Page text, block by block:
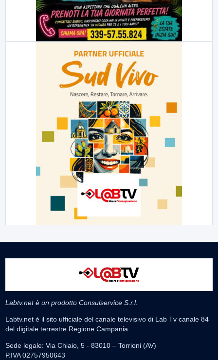
Labtv.net è un prodotto Consulservice S.r.l.
Labtv.net è il sito ufficiale del canale televisivo di Lab Tv canale 84
del digitale terrestre Regione Campania
Sede legale: Via Chiaio, 5 - 83010 – Torrioni (AV)
P.IVA 02757950643